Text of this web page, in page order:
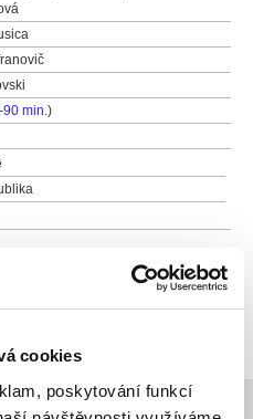
cookies
poskytování funkcí
90 min.)
iopost.cz/